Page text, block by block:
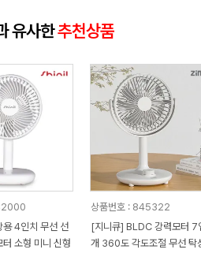
유사한추천상품
용 4인치 무선 선
소형 미니 신형
상품번호 : 845322
[지니큐] BLDC 강력모터 7
개 360도 각도조절 무선 탁